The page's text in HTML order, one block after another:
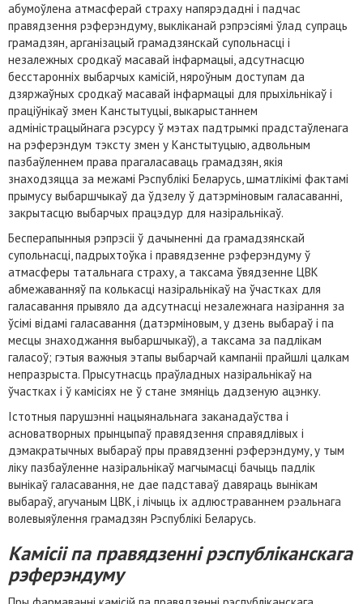
абумоўлена атмасферай страху напярэдадні і падчас
правядзення рэферэндуму, выкліканай рэпрэсіямі ўлад супраць
грамадзян, арганізацый грамадзянскай супольнасці і
незалежных сродкаў масавай інфармацыі, адсутнасцю
бесстаронніх выбарчых камісій, няроўным доступам да
дзяржаўных сродкаў масавай інфармацыі для прыхільнікаў і
праціўнікаў змен Канстытуцыі, выкарыстаннем
адміністрацыйнага рэсурсу ў мэтах падтрымкі прадстаўленага
на рэферэндум тэксту змен у Канстытуцыю, адвольным
пазбаўленнем права прагаласаваць грамадзян, якія
знаходзяцца за межамі Рэспублікі Беларусь, шматлікімі фактамі
прымусу выбаршчыкаў да ўдзелу ў датэрміновым галасаванні,
закрытасцю выбарчых працэдур для назіральнікаў.
Бесперапынныя рэпрэсіі ў дачыненні да грамадзянскай
супольнасці, падрыхтоўка і правядзенне рэферэндуму ў
атмасферы татальнага страху, а таксама ўвядзенне ЦВК
абмежаванняў па колькасці назіральнікаў на ўчастках для
галасавання прывяло да адсутнасці незалежнага назірання за
ўсімі відамі галасавання (датэрміновым, у дзень выбараў і па
месцы знаходжання выбаршчыкаў), а таксама за падлікам
галасоў; гэтыя важныя этапы выбарчай кампаніі прайшлі цалкам
непразрыста. Прысутнасць праўладных назіральнікаў на
ўчастках і ў камісіях не ў стане змяніць дадзеную ацэнку.
Істотныя парушэнні нацыянальнага заканадаўства і
асноватворных прынцыпаў правядзення справядлівых і
дэмакратычных выбараў пры правядзенні рэферэндуму, у тым
ліку пазбаўленне назіральнікаў магчымасці бачыць падлік
вынікаў галасавання, не дае падставаў давяраць вынікам
выбараў, агучаным ЦВК, і лічыць іх адлюстраваннем рэальнага
волевыяўлення грамадзян Рэспублікі Беларусь.
Камісіі па правядзенні рэспубліканскага
рэферэндуму